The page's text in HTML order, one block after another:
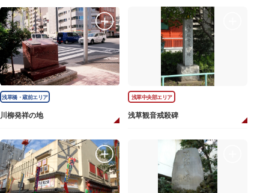
浅草橋・蔵前エリア
川柳発祥の地
浅草中央部エリア
浅草観音戒殺碑